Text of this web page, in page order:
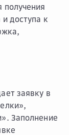
получения
доступа к
заявку в
Заполнение